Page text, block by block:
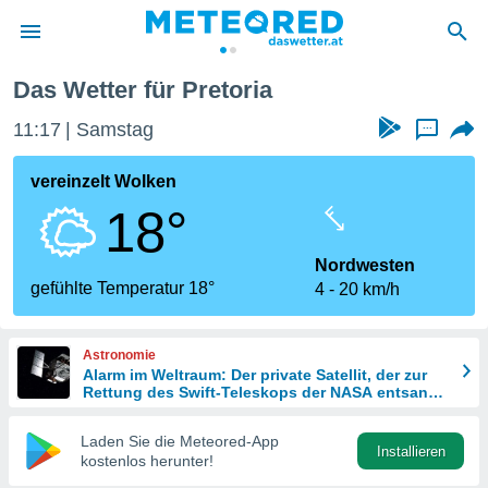
wurde
dass
sind.
diese
Das Wetter für Pretoria
11:17 Samstag ...
vereinzelt Wolken
18°
gefühlte Temperatur 18°
Nordwesten
4
20 km/h
Astronomie
Alarm im Weltraum: Der private Satellit, der zur
Rettung des Swift-Teleskops der NASA entsandt
Laden Sie die Meteored-App
kostenlos herunter!
Installieren